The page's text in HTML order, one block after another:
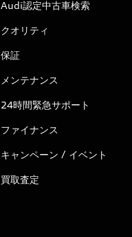
Audi認定中古車検索
クオリティ
保証
メンテナンス
24時間緊急サポート
ファイナンス
キャンペーン / イベント
買取査定